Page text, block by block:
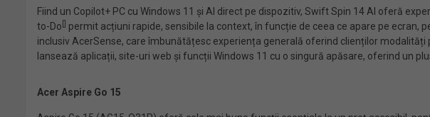
Fiind un Copilot+ PC cu Windows 11 și AI direct pe dispozitiv, Swift Spin 14 AI oferă
to-Do [] permit acțiuni rapide, sensibile la context, în funcție de ceea ce apare pe
inclusiv AcerSense, care îmbunătățesc experiența generală oferind clienților
lansează aplicații, site-uri web și funcții Windows 11 cu o singură apăsare, oferind un
Acer Aspire Go 15